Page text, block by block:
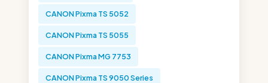
CANON Pixma TS 5052
CANON Pixma TS 5055
CANON Pixma MG 7753
CANON Pixma TS 9050 Series